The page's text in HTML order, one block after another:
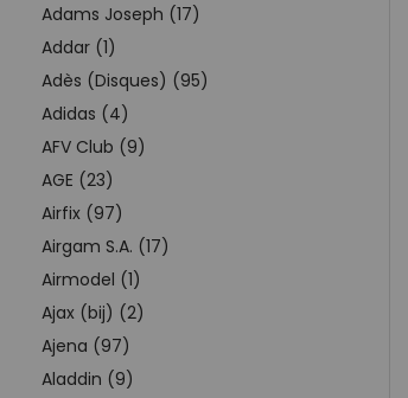
Adams Joseph (17)
Addar (1)
Adès (Disques) (95)
Adidas (4)
AFV Club (9)
AGE (23)
Airfix (97)
Airgam S.A. (17)
Airmodel (1)
Ajax (bij) (2)
Ajena (97)
Aladdin (9)